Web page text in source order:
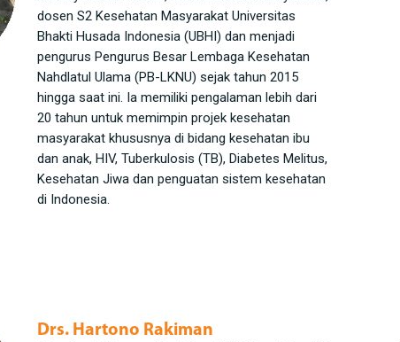
dosen S2 Kesehatan Masyarakat Universitas
Bhakti Husada Indonesia (UBHI) dan menjadi
pengurus Pengurus Besar Lembaga Kesehatan
Nahdlatul Ulama (PB-LKNU) sejak tahun 2015
hingga saat ini. Ia memiliki pengalaman lebih dari
20 tahun untuk memimpin projek kesehatan
masyarakat khususnya di bidang kesehatan ibu
dan anak, HIV, Tuberkulosis (TB), Diabetes Melitus,
Kesehatan Jiwa dan penguatan sistem kesehatan
di Indonesia.
Drs. Hartono Rakiman